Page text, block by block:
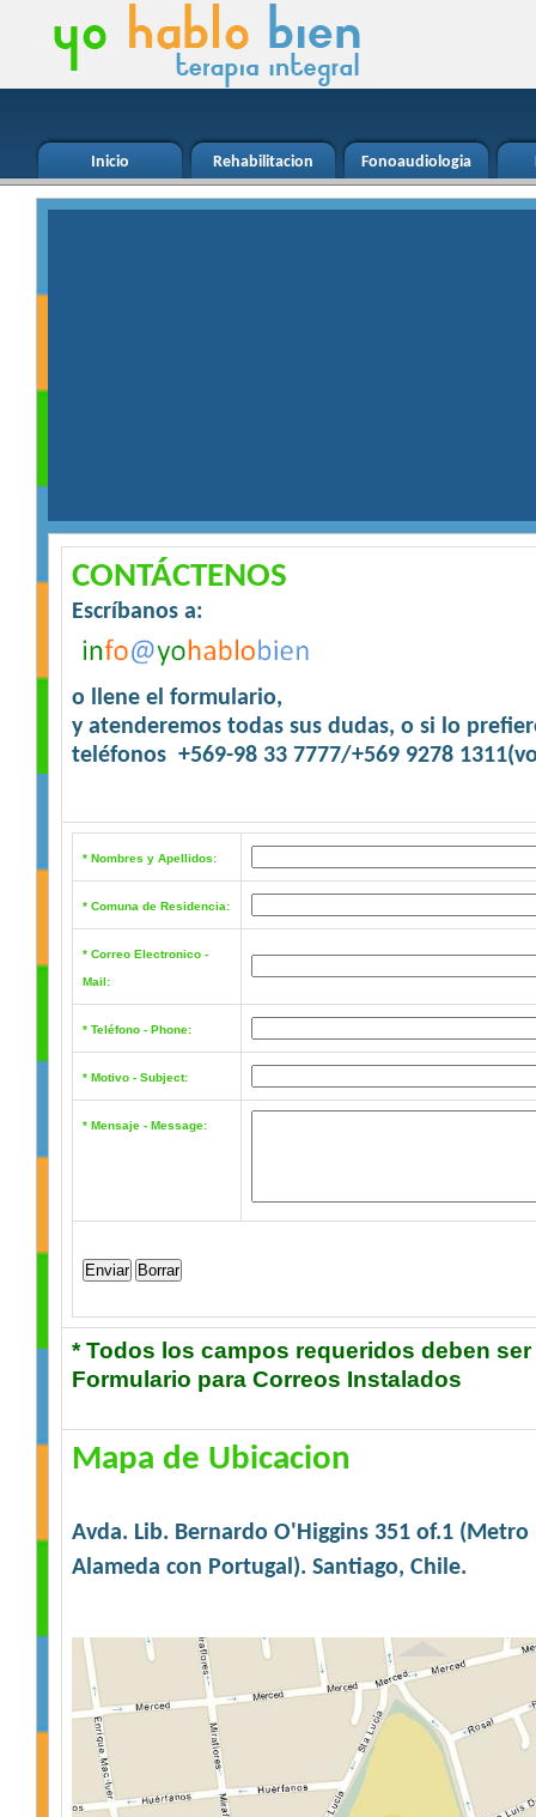
Inicio Rehabilitacion Fonoaudiologia
CONTÁCTENOS
Escríbanos a:
o llene el formulario,
y atenderemos todas sus dudas, o si lo
teléfonos +569-98 33 7777/+569 9278
* Nombres y Apellidos:
* Comuna de Residencia:
* Correo Electronico -
Mail:
* Teléfono - Phone:
* Motivo - Subject:
* Mensaje - Message:
* Todos los campos requeridos deben
Formulario para Correos Instalados
Mapa de Ubicacion
Avda. Lib. Bernardo O'Higgins 351 of.1
Alameda con Portugal). Santiago, Chile.